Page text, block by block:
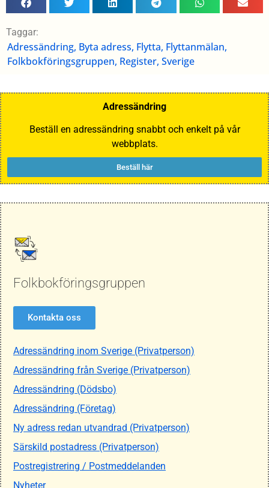
Taggar:
Adressändring, Byta adress, Flytta, Flyttanmälan,
Folkbokföringsgruppen, Register, Sverige
Adressändring
Beställ en adressändring snabbt och enkelt på vår
webbplats.
Beställ här
Folkbokföringsgruppen
Kontakta oss
Adressändring inom Sverige (Privatperson)
Adressändring från Sverige (Privatperson)
Adressändring (Dödsbo)
Adressändring (Företag)
Ny adress redan utvandrad (Privatperson)
Särskild postadress (Privatperson)
Postregistrering / Postmeddelanden
Nyheter